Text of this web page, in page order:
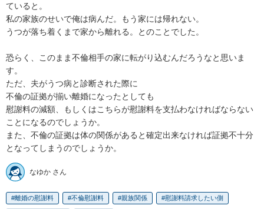
ていると。
私の家族のせいで俺は病んだ。もう家には帰れない。
うつが落ち着くまで家から離れる。とのことでした。
恐らく、このまま不倫相手の家に転がり込むんだろうなと思いま
す。
ただ、夫がうつ病と診断された際に
不倫の証拠が揃い離婚になったとしても
慰謝料の減額、もしくはこちらが慰謝料を支払わなければならない
ことになるのでしょうか。
また、不倫の証拠は体の関係があると確定出来なければ証拠不十分
となってしまうのでしょうか。
なゆか さん
離婚の慰謝料 不倫慰謝料 親族関係 慰謝料請求したい側